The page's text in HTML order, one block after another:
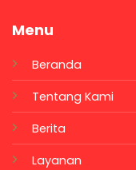
Menu
Beranda
Tentang Kami
Berita
Layanan